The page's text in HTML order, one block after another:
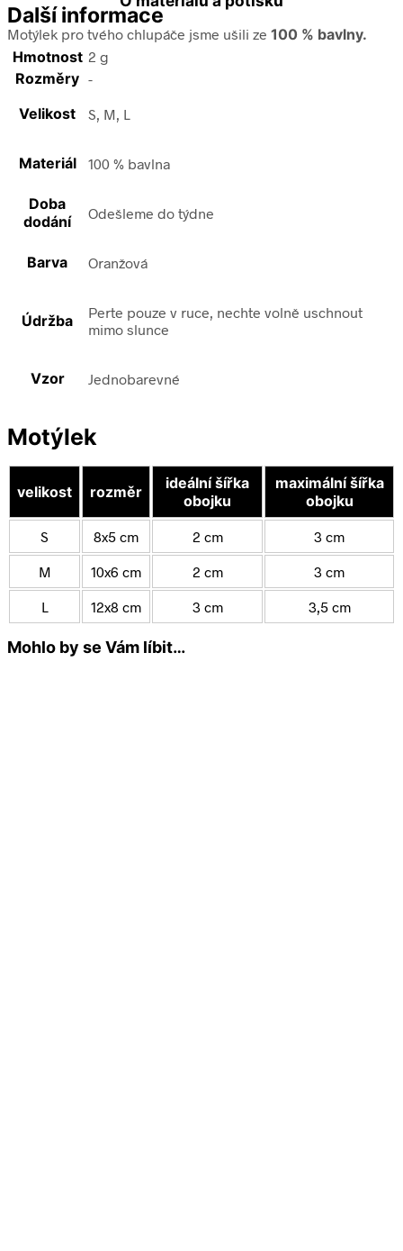
Motýlek pro tvého chlupáče jsme ušili ze 100 % bavlny.
Další informace
Hmotnost 2 g
Rozměry -
Velikost S, M, L
Materiál 100 % bavlna
Doba
dodání
Odešleme do týdne
Barva Oranžová
Údržba
Perte pouze v ruce, nechte volně uschnout
mimo slunce
Vzor Jednobarevné
Motýlek
velikost rozměr
ideální šířka
obojku
maximální šířka
obojku
S 8x5 cm 2 cm 3 cm
M 10x6 cm 2 cm 3 cm
L 12x8 cm 3 cm 3,5 cm
Mohlo by se Vám líbit…